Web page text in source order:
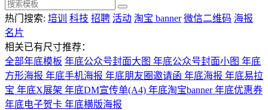
热门搜索: 培训 科技 招聘 活动 淘宝 banner 微信二维码 海报
名片
相关已有尺寸推荐：
全部年底模板 年底公众号封面大图 年底公众号封面小图 年底
方形海报 年底手机海报 年底朋友圈邀请函 年底海报 年底易拉
宝 年底X展架 年底DM宣传单(A4) 年底淘宝banner年底优惠券
年底电子贺卡 年底横版海报